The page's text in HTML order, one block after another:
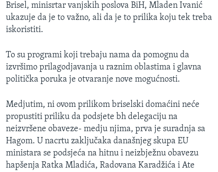
MAGAZIN
O GLASU AMERIKE
Learning English
PRATITE NAS
Jezici
Brisel, minisrtar vanjskih poslova BiH, Mladen Ivanić
ukazuje da je to važno, ali da je to prilika koju tek treba
iskoristiti.
To su programi koji trebaju nama da pomognu da
izvršimo prilagodjavanja u raznim oblastima i glavna
politička poruka je otvaranje nove mogućnosti.
Medjutim, ni ovom prilikom briselski domaćini neće
propustiti priliku da podsjete bh delegaciju na
neizvršene obaveze- medju njima, prva je suradnja sa
Hagom. U nacrtu zaključaka današnjeg skupa EU
ministara se podsjeća na hitnu i neizbježnu obavezu
hapšenja Ratka Mladića, Radovana Karadžića i Ate